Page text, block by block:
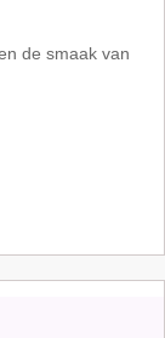
de smaak van